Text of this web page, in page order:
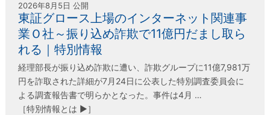
2026年8月5日 公開
東証グロース上場のインターネット関連事
業Ｏ社～振り込め詐欺で11億円だまし取ら
れる｜特別情報
経理部長が振り込め詐欺に遭い、詐欺グループに11億7,981万
円を詐取された詳細が7月24日に公表した特別調査委員会に
よる調査報告書で明らかとなった。事件は4月 …
［特別情報とは ▶］